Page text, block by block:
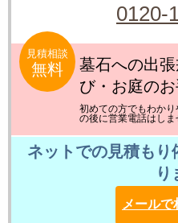
0120-
見積相談
無料
墓石への出
び・お庭の
初めての方でもわか
の後に営業電話はしま
ネットでの見積も
り
メールで